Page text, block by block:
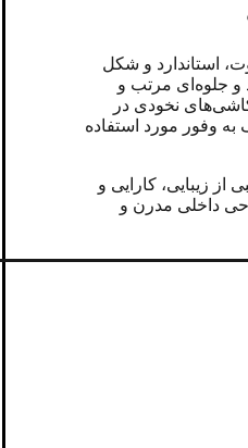
استاندارد و شکل
جلوه‌ای مرتب و
نخودی در
وفور مورد استفاده
از زیبایی، کارایی و
داخلی مدرن و